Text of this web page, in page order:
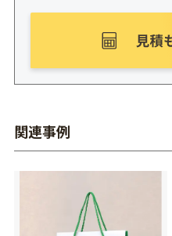
関連事例